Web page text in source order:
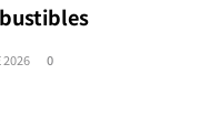
2026 0